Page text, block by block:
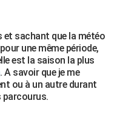
et sachant que la météo
une même période,
est la saison la plus
. A savoir que je me
ou à un autre durant
parcourus.